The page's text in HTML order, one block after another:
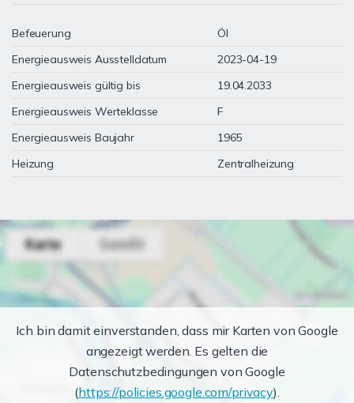
Befeuerung
Öl
Energieausweis Ausstelldatum
2023-04-19
Energieausweis gültig bis
19.04.2033
Energieausweis Werteklasse
F
Energieausweis Baujahr
1965
Heizung
Zentralheizung
Ich bin damit einverstanden, dass mir Karten von Google
angezeigt werden. Es gelten die
Datenschutzbedingungen von Google
(https://policies.google.com/privacy).